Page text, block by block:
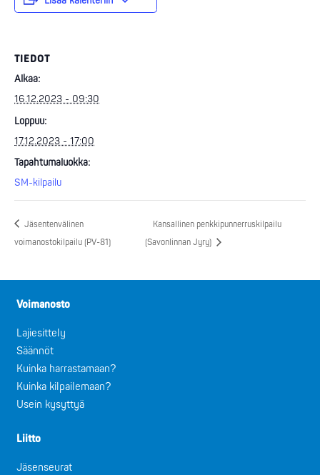
TIEDOT
Alkaa:
16.12.2023 - 09:30
Loppuu:
17.12.2023 - 17:00
Tapahtumaluokka:
SM-kilpailu
Jäsentenvälinen
voimanostokilpailu (PV-81)
Kansallinen penkkipunnerruskilpailu
(Savonlinnan Jyry)
Voimanosto
Lajiesittely
Säännöt
Kuinka harrastamaan?
Kuinka kilpailemaan?
Usein kysyttyä
Liitto
Jäsenseurat